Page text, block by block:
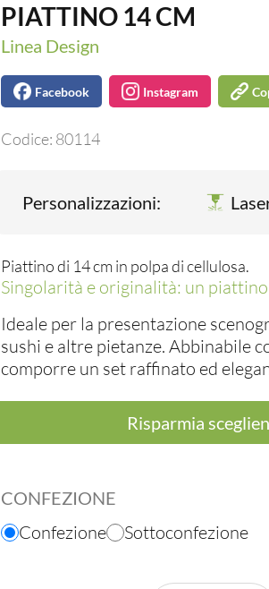
PIATTINO 14 CM
Linea Design
Facebook Instagram
Codice: 80114
Personalizzazioni:
Piattino di 14 cm in polpa di cellulosa.
Singolarità e originalità: un
Ideale per la presentazione
sushi e altre pietanze. Abbinabile
comporre un set raffinato ed
Risparmia
CONFEZIONE
Confezione Sottoconfezione